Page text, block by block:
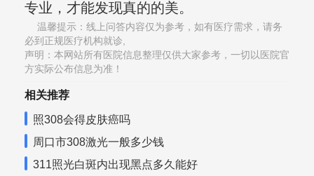
专业，才能发现真的的美。
温馨提示：线上问答内容仅为参考，如有医疗需求，请务
必到正规医疗机构就诊,
声明：本网站所有医院信息整理仅供大家参考，一切以医院官
方实际公布信息为准！
相关推荐
照308会得皮肤癌吗
周口市308激光一般多少钱
311照光白斑内出现黑点多久能好